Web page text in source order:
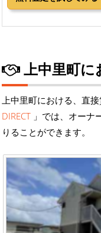
上中里町に
上中里町における、直
DIRECT 」では、オーナ
りることができます。